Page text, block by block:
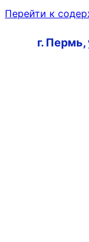
Перейти к
г. Пермь,